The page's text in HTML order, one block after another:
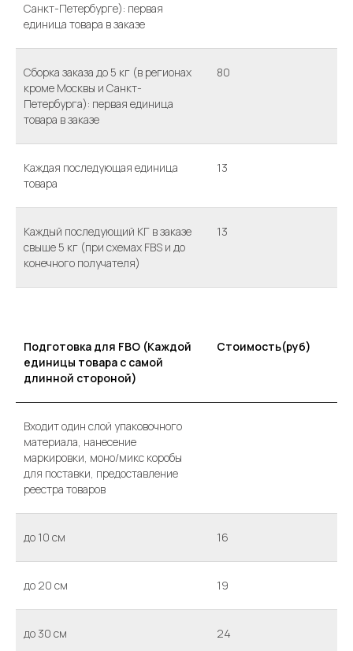
Санкт-Петербурге): первая
единица товара в заказе
Сборка заказа до 5 кг (в регионах
кроме Москвы и Санкт-
Петербурга): первая единица
товара в заказе
80
Каждая последующая единица
товара
13
Каждый последующий КГ в заказе
свыше 5 кг (при схемах FBS и до
конечного получателя)
13
Подготовка для FBO (Каждой
единицы товара с самой
длинной стороной)
Стоимость(руб)
Входит один слой упаковочного
материала, нанесение
маркировки, моно/микс коробы
для поставки, предоставление
реестра товаров
до 10 см 16
до 20 см 19
до 30 см 24